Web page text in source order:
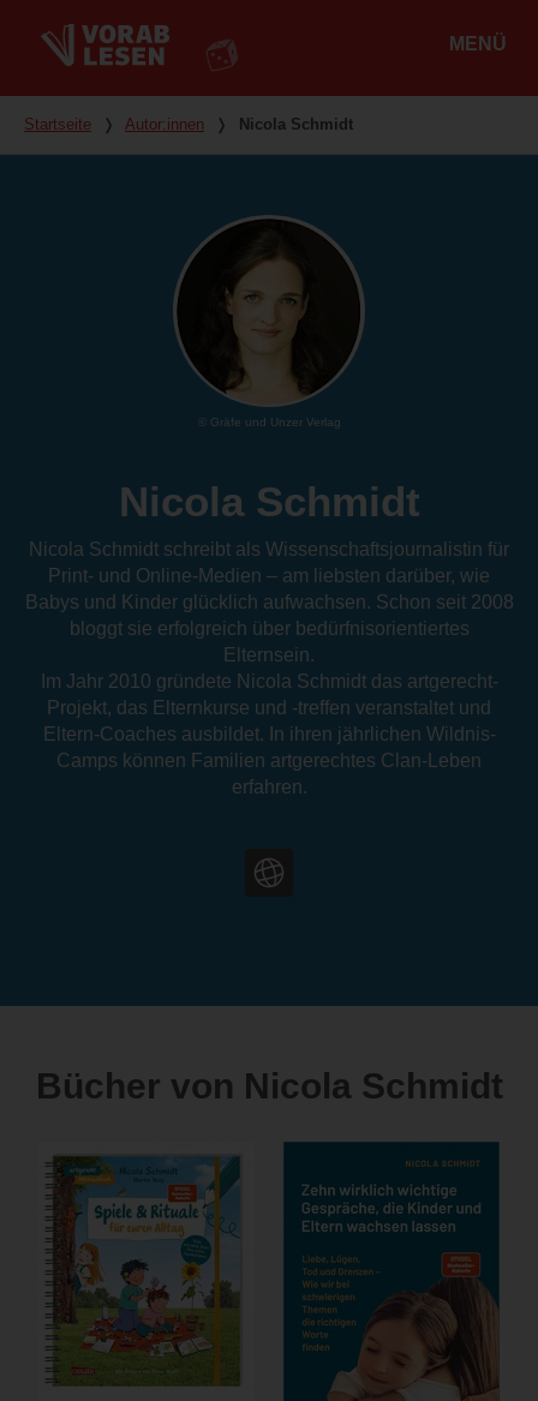
MENÜ
Du bist hier
Startseite ❭ Autor:innen ❭ Nicola Schmidt
© Gräfe und Unzer Verlag
Nicola Schmidt
Nicola Schmidt schreibt als Wissenschaftsjournalistin für
Print- und Online-Medien – am liebsten darüber, wie
Babys und Kinder glücklich aufwachsen. Schon seit 2008
bloggt sie erfolgreich über bedürfnisorientiertes
Elternsein.
Im Jahr 2010 gründete Nicola Schmidt das artgerecht-
Projekt, das Elternkurse und -treffen veranstaltet und
Eltern-Coaches ausbildet. In ihren jährlichen Wildnis-
Camps können Familien artgerechtes Clan-Leben
erfahren.
Bücher von Nicola Schmidt